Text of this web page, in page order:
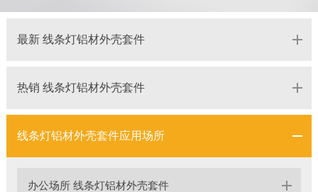
最新 线条灯铝材外壳套件
热销 线条灯铝材外壳套件
线条灯铝材外壳套件应用场所
办公场所 线条灯铝材外壳套件